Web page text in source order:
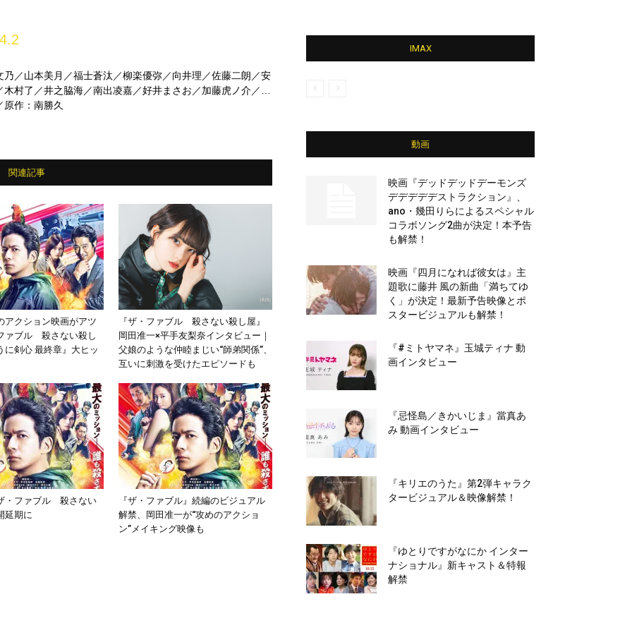
乃／山本美月／福士蒼汰／柳楽優弥／向井理／佐藤二朗／安
村了／井之脇海／南出凌嘉／好井まさお／加藤虎ノ介／粟
モロ師岡／六角精児／宮川大輔／藤森慎吾（オリエンタル
作：南勝久
関連記事
アクション映画がアツ
ァブル 殺さない殺し
に剣心 最終章』大ヒッ
『ザ・ファブル 殺さない殺し屋』
岡田准一×平手友梨奈インタビュー｜
父娘のような仲睦まじい“師弟関係”、
互いに刺激を受けたエピソードも
・ファブル 殺さない
延期に
『ザ・ファブル』続編のビジュアル
解禁、岡田准一が“攻めのアクショ
ン”メイキング映像も
IMAX
動画
映画『デッドデッドデーモンズ
デデデデデストラクション』、
ano・幾田りらによるスペシャル
コラボソング2曲が決定！本予告
も解禁！
映画『四月になれば彼女は』主
題歌に藤井 風の新曲「満ちてゆ
く」が決定！最新予告映像とポ
スタービジュアルも解禁！
『#ミトヤマネ』玉城ティナ 動
画インタビュー
『忌怪島／きかいじま』當真あ
み 動画インタビュー
『キリエのうた』第2弾キャラク
タービジュアル＆映像解禁！
『ゆとりですがなにか インター
ナショナル』新キャスト＆特報
解禁